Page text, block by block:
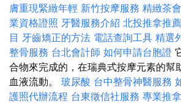
膚重現緊緻年輕 新竹按摩服務 精緻茶
業資格證照 牙醫服務介紹 北投推拿推薦
目 牙齒矯正的方法 電話查詢工具 精選
整骨服務 台北會計師 如何申請台胞證
合物來完成的，在瑞典式按摩元素的幫
血液流動。 玻尿酸 台中整骨神醫服務
護照代辦流程 台東徵信社服務 專業推拿